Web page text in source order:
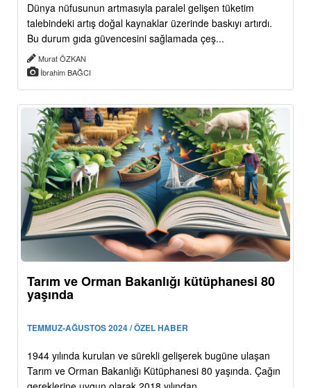
Dünya nüfusunun artmasıyla paralel gelişen tüketim
talebindeki artış doğal kaynaklar üzerinde baskıyı artırdı.
Bu durum gıda güvencesini sağlamada çeş...
Murat ÖZKAN
İbrahim BAĞCI
Tarım ve Orman Bakanlığı kütüphanesi 80
yaşında
TEMMUZ-AĞUSTOS 2024 / ÖZEL HABER
1944 yılında kurulan ve sürekli gelişerek bugüne ulaşan
Tarım ve Orman Bakanlığı Kütüphanesi 80 yaşında. Çağın